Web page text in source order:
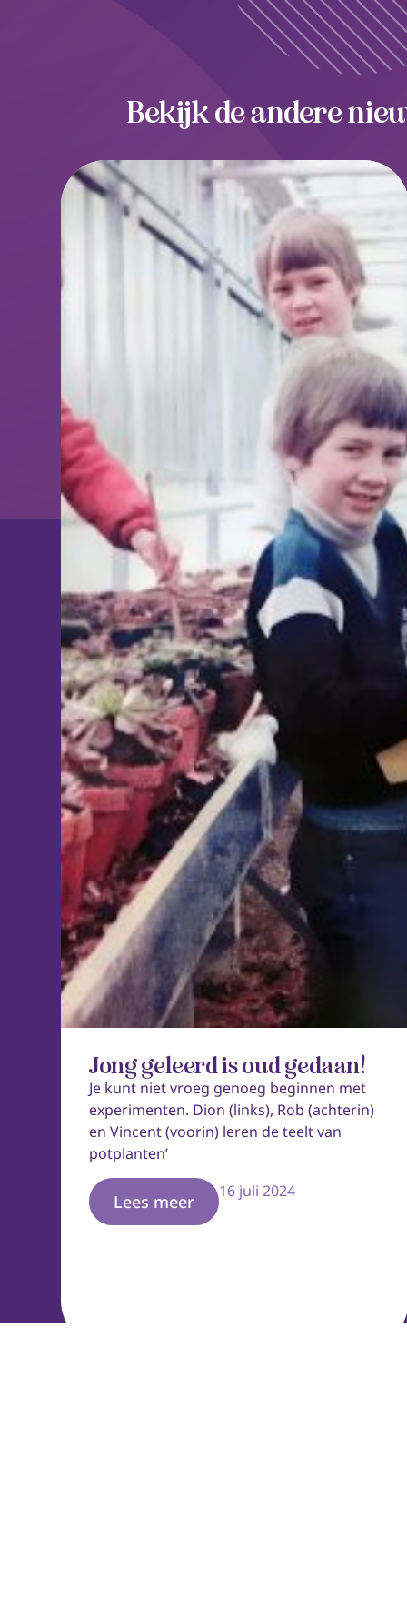
Bekijk de andere
Jong geleerd is oud gedaan!
Je kunt niet vroeg genoeg beginnen met
experimenten. Dion (links), Rob (achterin)
en Vincent (voorin) leren de teelt van
potplanten’
Lees meer 16 juli 2024